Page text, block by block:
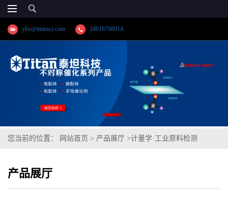
yhx@titansci.com 18616708014
您当前的位置： 网站首页 > 产品展厅 >计量学·工业原料检测
产品展厅